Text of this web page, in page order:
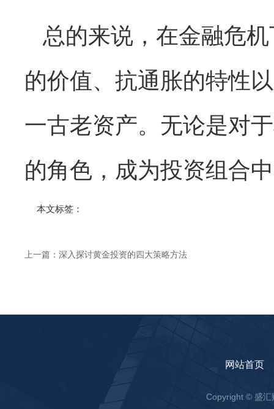
总的来说，在金融危
的价值、抗通胀的特性
一古老资产。无论是对
的角色，成为投资组合
本文标签：
上一篇： 深入探讨黄金投资的四大策略方法
网站首页
Copyright © 盛